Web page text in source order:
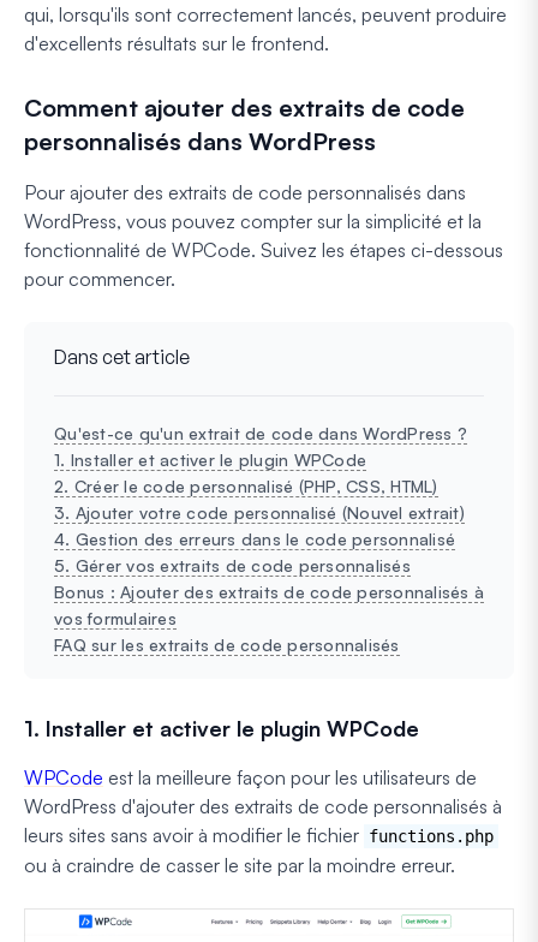
qui, lorsqu'ils sont correctement lancés, peuvent produire
d'excellents résultats sur le frontend.
Comment ajouter des extraits de code
personnalisés dans WordPress
Pour ajouter des extraits de code personnalisés dans
WordPress, vous pouvez compter sur la simplicité et la
fonctionnalité de WPCode. Suivez les étapes ci-dessous
pour commencer.
Dans cet article
Qu'est-ce qu'un extrait de code dans WordPress ?
1. Installer et activer le plugin WPCode
2. Créer le code personnalisé (PHP, CSS, HTML)
3. Ajouter votre code personnalisé (Nouvel extrait)
4. Gestion des erreurs dans le code personnalisé
5. Gérer vos extraits de code personnalisés
Bonus : Ajouter des extraits de code personnalisés à
vos formulaires
FAQ sur les extraits de code personnalisés
1. Installer et activer le plugin WPCode
WPCode est la meilleure façon pour les utilisateurs de
WordPress d'ajouter des extraits de code personnalisés à
leurs sites sans avoir à modifier le fichier functions.php
ou à craindre de casser le site par la moindre erreur.